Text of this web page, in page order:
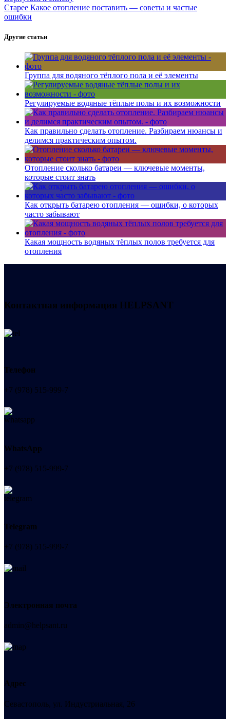
Старее Какое отопление поставить — советы и частые
ошибки
Другие статьи
Группа для водяного тёплого пола и её элементы
Регулируемые водяные тёплые полы и их возможности
Как правильно сделать отопление. Разбираем нюансы и
делимся практическим опытом.
Отопление сколько батареи — ключевые моменты,
которые стоит знать
Как открыть батарею отопления — ошибки, о которых
часто забывают
Какая мощность водяных тёплых полов требуется для
отопления
Контактная информация HELPSANT
Телефон
+7 (978) 515-999-7
WhatsApp
+7 (978) 515-999-7
Telegram
+7 (978) 515-999-7
Электронная почта
admin@helpsant.ru
Адрес
Севастополь, ул. Индустриальная, 26